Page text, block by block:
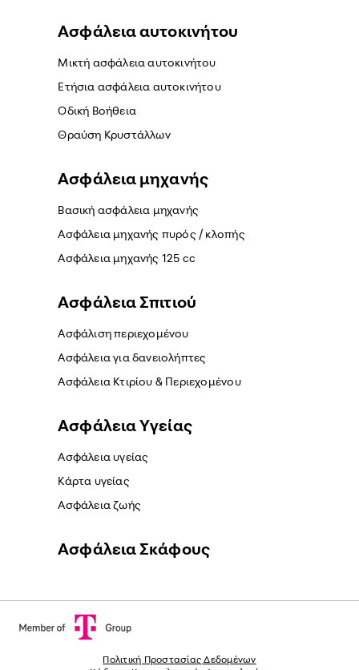
Ασφάλεια αυτοκινήτου
Μικτή ασφάλεια αυτοκινήτου
Ετήσια ασφάλεια αυτοκινήτου
Οδική Βοήθεια
Θραύση Κρυστάλλων
Ασφάλεια μηχανής
Βασική ασφάλεια μηχανής
Ασφάλεια μηχανής πυρός / κλοπής
Ασφάλεια μηχανής 125 cc
Ασφάλεια Σπιτιού
Ασφάλιση περιεχομένου
Ασφάλεια για δανειολήπτες
Ασφάλεια Κτιρίου & Περιεχομένου
Ασφάλεια Yγείας
Ασφάλεια υγείας
Κάρτα υγείας
Ασφάλεια ζωής
Ασφάλεια Σκάφους
Πολιτική Προστασίας Δεδομένων